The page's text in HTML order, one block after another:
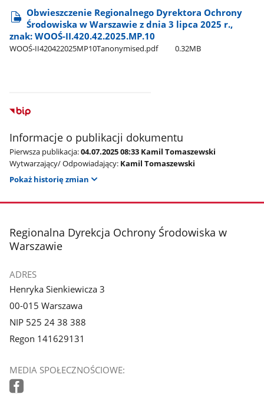
Obwieszczenie Regionalnego Dyrektora Ochrony
Środowiska w Warszawie z dnia 3 lipca 2025 r.,
znak: WOOŚ-II.420.42.2025.MP.10
WOOŚ-II420422025MP10Tanonymised.pdf 0.32MB
Informacje o publikacji dokumentu
Pierwsza publikacja:04.07.2025 08:33 Kamil Tomaszewski
Wytwarzający/ Odpowiadający: Kamil Tomaszewski
Pokaż historię zmian
stopka
Regionalna Dyrekcja Ochrony Środowiska w
Warszawie
ADRES
Henryka Sienkiewicza 3
00-015 Warszawa
NIP 525 24 38 388
Regon 141629131
MEDIA SPOŁECZNOŚCIOWE: